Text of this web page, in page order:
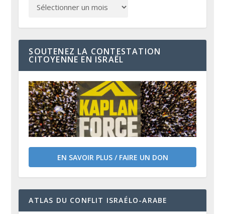
SOUTENEZ LA CONTESTATION
CITOYENNE EN ISRAËL
EN SAVOIR PLUS / FAIRE UN DON
ATLAS DU CONFLIT ISRAÉLO-ARABE